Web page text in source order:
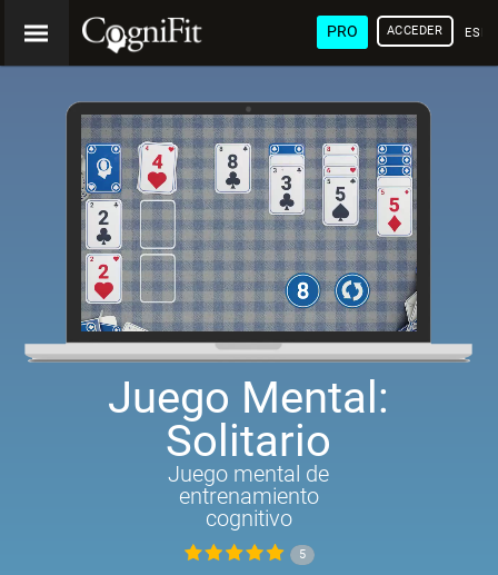
PRO ACCEDER
Juego Mental:
Solitario
Juego mental de
entrenamiento
cognitivo
5